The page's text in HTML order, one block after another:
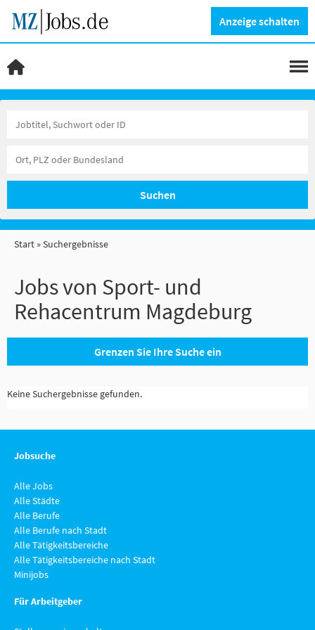
Anzeige schalten
Suchen
Start Suchergebnisse
Jobs von Sport- und
Rehacentrum Magdeburg
Grenzen Sie Ihre Suche ein
Keine Suchergebnisse gefunden.
Jobsuche
Alle Jobs
Alle Städte
Alle Berufe
Alle Berufe nach Stadt
Alle Tätigkeitsbereiche
Alle Tätigkeitsbereiche nach Stadt
Minijobs
Für Arbeitgeber